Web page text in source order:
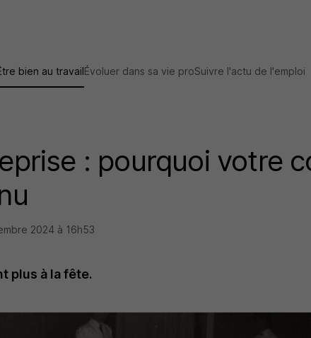
bien au travailÉvoluer dans sa vie proSuivre l'actu de l'emploi
: pourquoi votre
2024 à 16h53
plus à la fête.